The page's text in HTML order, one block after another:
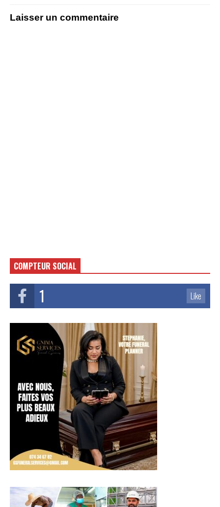
Laisser un commentaire
COMPTEUR SOCIAL
1 Like